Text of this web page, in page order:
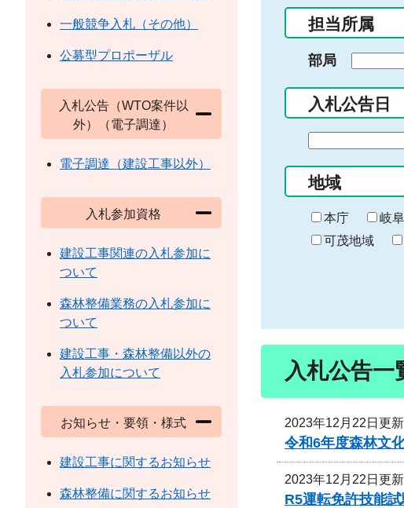
担当所属
部局
入札公告日
の
始
ま
り
地域
本庁 岐
可茂地域
入札公告一
2023年12月22日更新
令和6年度森林文
2023年12月22日更新
R5運転免許技能
一般競争入札（その他）
公募型プロポーザル
入札公告（WTO案件以
外）（電子調達）
電子調達（建設工事以外）
入札参加資格
建設工事関連の入札参加に
ついて
森林整備業務の入札参加に
ついて
建設工事・森林整備以外の
入札参加について
お知らせ・要領・様式
建設工事に関するお知らせ
森林整備に関するお知らせ